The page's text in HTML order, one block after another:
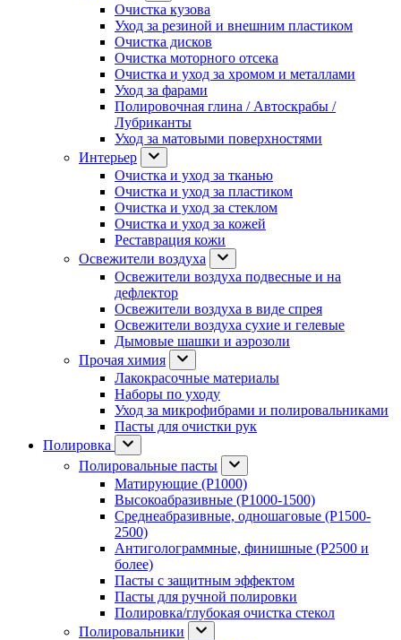
Очистка кузова
Уход за резиной и внешним пластиком
Очистка дисков
Очистка моторного отсека
Очистка и уход за хромом и металлами
Уход за фарами
Полировочная глина / Автоскрабы /
Лубриканты
Уход за матовыми поверхностями
Интерьер
Очистка и уход за тканью
Очистка и уход за пластиком
Очистка и уход за стеклом
Очистка и уход за кожей
Реставрация кожи
Освежители воздуха
Освежители воздуха подвесные и на
дефлектор
Освежители воздуха в виде спрея
Освежители воздуха сухие и гелевые
Дымовые шашки и аэрозоли
Прочая химия
Лакокрасочные материалы
Наборы по уходу
Уход за микрофибрами и полировальниками
Пасты для очистки рук
Полировка
Полировальные пасты
Матирующие (P1000)
Высокоабразивные (P1000-1500)
Среднеабразивные, одношаговые (P1500-
2500)
Антиголограммные, финишные (P2500 и
более)
Пасты с защитным эффектом
Пасты для ручной полировки
Полировка/глубокая очистка стекол
Полировальники